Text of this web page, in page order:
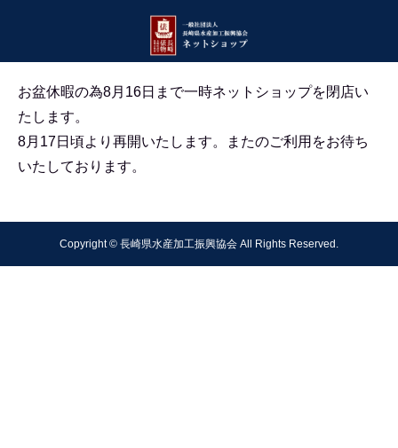
お盆休暇の為8月16日まで一時ネットショップを閉店い
たします。
8月17日頃より再開いたします。
またのご利用をお待ち
いたしております。
Copyright © 長崎県水産加工振興協会 All Rights Reserved.